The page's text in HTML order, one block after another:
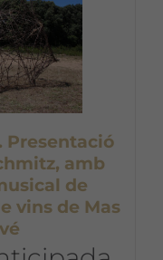
Presentació
amb
de
vins de Mas